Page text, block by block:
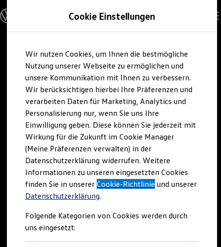
Hauptinhalt
springen
Footer
springen
Modelle & Konfigurator
Nutzfahrzeugkategorien entdecken
Modelle konfigurieren
Vorgängermodelle und Oldtimer
Vorgängermodelle
Oldtimer
Bulli Historie
Branchenlösungen & Gewerbekunden
Umbaulösungen und Hersteller finden
Auf- und Umbauten entdecken & konfigurieren
Groß- und Sonderkunden
Großkunden
Kommunen & Behörden
Journalisten
Sportvereine
Branchenlösungen
Bau & Handwerk
Gewerbliche Personenbeförderung
Service & mobile Werkstätten
Kurier, Logistik & Handel
Feuerwehr
Rettungsdienste
ONE Business ID Vorteile
Fahrzeugsuche & Marktplatz
Cookie Einstellungen
Wir nutzen Cookies, um Ihnen die bestmögliche
Nutzung unserer Webseite zu ermöglichen und
unsere Kommunikation mit Ihnen zu verbessern.
Wir berücksichtigen hierbei Ihre Präferenzen und
verarbeiten Daten für Marketing, Analytics und
Personalisierung nur, wenn Sie uns Ihre
Einwilligung geben. Diese können Sie jederzeit mit
Wirkung für die Zukunft im Cookie Manager
(Meine Präferenzen verwalten) in der
Datenschutzerklärung widerrufen. Weitere
Informationen zu unseren eingesetzten Cookies
finden Sie in unsererCookie-Richtlinie und unserer
Datenschutzerklärung.
Folgende Kategorien von Cookies werden durch
uns eingesetzt: